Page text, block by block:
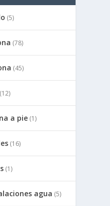
(5)
(78)
(45)
(12)
a pie (1)
(16)
(1)
agua (5)